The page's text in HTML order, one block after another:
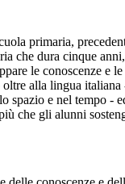
primaria,
che dura cinque
le conoscenze e
alla lingua
spazio e nel tempo
che gli alunni